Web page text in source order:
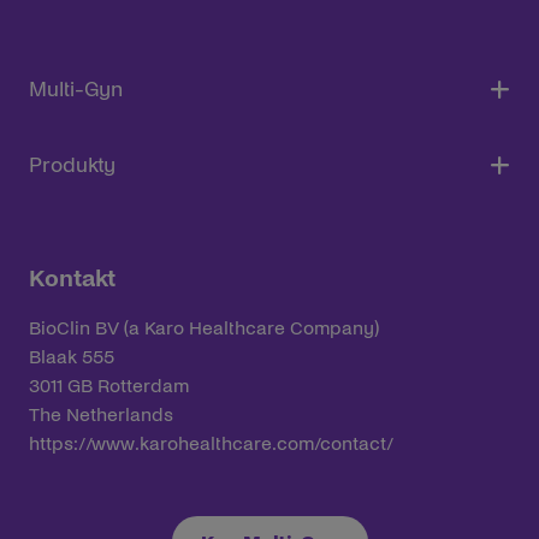
Multi-Gyn
Produkty
Kontakt
BioClin BV (a Karo Healthcare Company)
Blaak 555
3011 GB Rotterdam
The Netherlands
https://www.karohealthcare.com/contact/